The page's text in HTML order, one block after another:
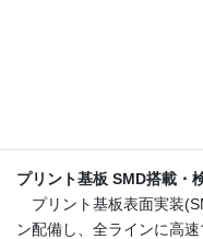
プリント基板 SMD搭載・
プリント基板表面実装
ン配備し、全ラインに高